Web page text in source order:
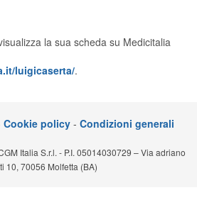
online
in cloud
la sua scheda su Medicitalia
luigicaserta/.
Cookie policy - Condizioni generali
Italia S.r.l. - P.I. 05014030729 – Via adriano
10, 70056 Molfetta (BA)